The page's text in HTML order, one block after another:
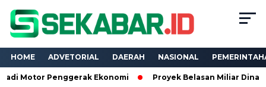
HOME ADVETORIAL DAERAH NASIONAL
Ekonomi Proyek Belasan Miliar Dinas PKPCK